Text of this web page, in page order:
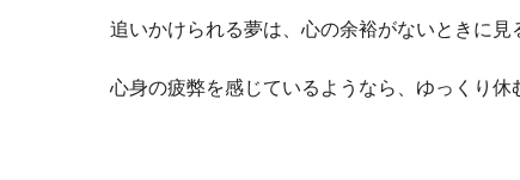
追いかけられる夢は、心の余裕がないときに見
心身の疲弊を感じているようなら、ゆっくり休